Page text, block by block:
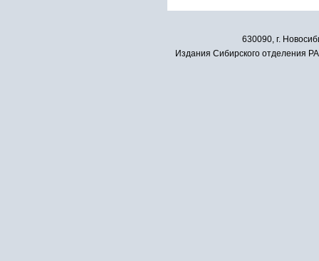
630090, г.
Издания Сибирского отделения